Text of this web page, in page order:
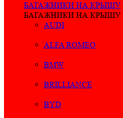
БАГАЖНИКИ НА КРЫШУ
БАГАЖНИКИ НА КРЫШУ
AUDI
ALFA ROMEO
BMW
BRILLIANCE
BYD